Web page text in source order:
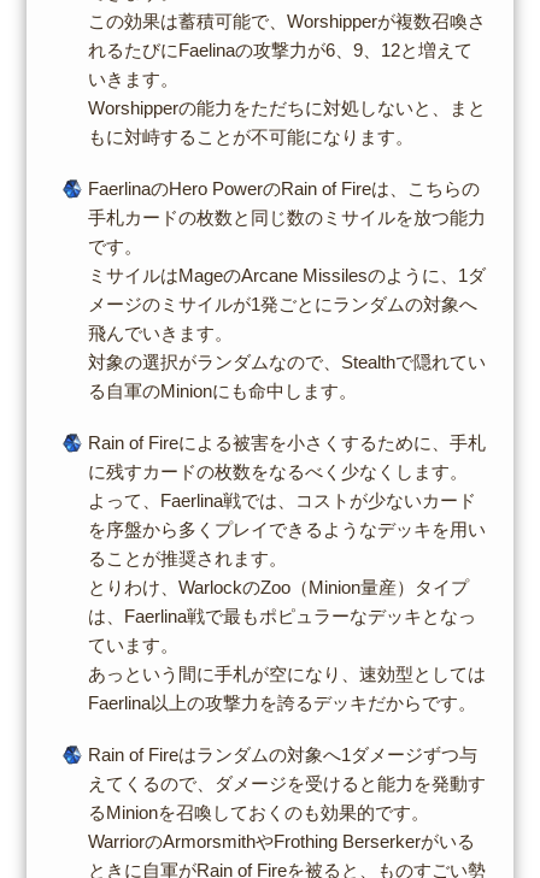
この効果は蓄積可能で、Worshipperが複数召喚さ
れるたびにFaelinaの攻撃力が6、9、12と増えて
いきます。
Worshipperの能力をただちに対処しないと、まと
もに対峙することが不可能になります。
FaerlinaのHero PowerのRain of Fireは、こちらの
手札カードの枚数と同じ数のミサイルを放つ能力
です。
ミサイルはMageのArcane Missilesのように、1ダ
メージのミサイルが1発ごとにランダムの対象へ
飛んでいきます。
対象の選択がランダムなので、Stealthで隠れてい
る自軍のMinionにも命中します。
Rain of Fireによる被害を小さくするために、手札
に残すカードの枚数をなるべく少なくします。
よって、Faerlina戦では、コストが少ないカード
を序盤から多くプレイできるようなデッキを用い
ることが推奨されます。
とりわけ、WarlockのZoo（Minion量産）タイプ
は、Faerlina戦で最もポピュラーなデッキとなっ
ています。
あっという間に手札が空になり、速効型としては
Faerlina以上の攻撃力を誇るデッキだからです。
Rain of Fireはランダムの対象へ1ダメージずつ与
えてくるので、ダメージを受けると能力を発動す
るMinionを召喚しておくのも効果的です。
WarriorのArmorsmithやFrothing Berserkerがいる
ときに自軍がRain of Fireを被ると、ものすごい勢